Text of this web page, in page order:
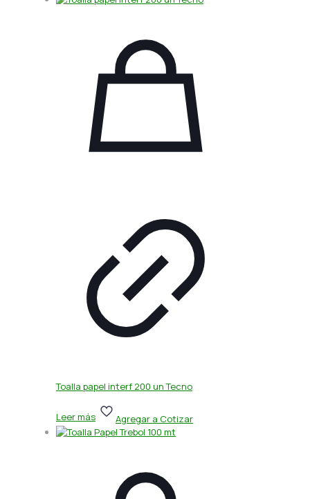
Toalla papel interf 200 un Tecno
Leer más Agregar a Cotizar